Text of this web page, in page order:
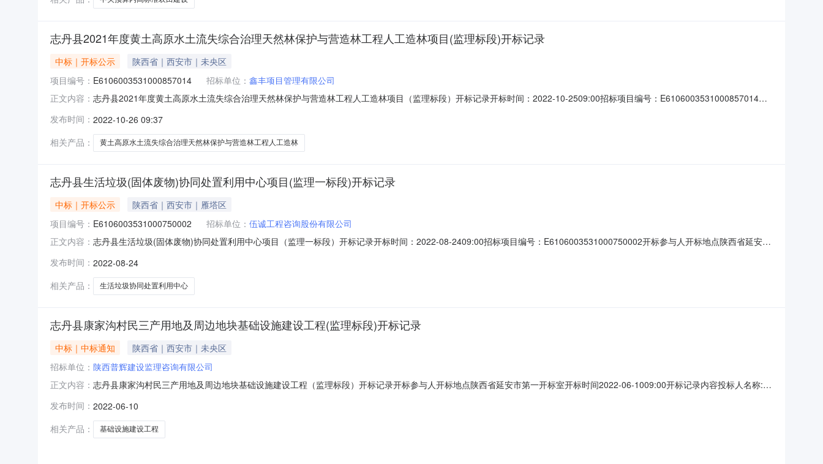
志丹县2021年度黄土高原水土流失综合治理天然林保护与营造林工程人工造林项目(监理标段)开标记录
中标｜开标公示
陕西省｜西安市｜未央区
项目编号： E6106003531000857014 招标单位： 鑫丰项目管理有限公司
正文内容： 志丹县2021年度黄土高原水土流失综合治理天然林保护与营造林工程人工造林项目（监理标段）开标记录开标时间：2022-10-2509:00招标项目编号：E6106003531000857014开
金金额:元,投标文件递交时间:,投标人名称:陕西鼎信工程监理有限公司;项目负责人:高静;报价:元/%;工期:0日历天;质量要求:;保证金金额
发布时间： 2022-10-26 09:37
相关产品：
黄土高原水土流失综合治理天然林保护与营造林工程人工造林
志丹县生活垃圾(固体废物)协同处置利用中心项目(监理一标段)开标记录
中标｜开标公示
陕西省｜西安市｜雁塔区
项目编号： E6106003531000750002 招标单位： 伍诚工程咨询股份有限公司
正文内容： 志丹县生活垃圾(固体废物)协同处置利用中心项目（监理一标段）开标记录开标时间：2022-08-2409:00招标项目编号：E6106003531000750002开标参与人开标地点陕西省延安市
间:2022-08-1915:00:23.627,投标人名称:陕西瓦鼎建设管理有限公司;项目负责人:李飞;报价:元/%;工期:0日历天;质
发布时间： 2022-08-24
相关产品：
生活垃圾协同处置利用中心
志丹县康家沟村民三产用地及周边地块基础设施建设工程(监理标段)开标记录
中标｜中标通知
陕西省｜西安市｜未央区
招标单位： 陕西普辉建设监理咨询有限公司
正文内容： 志丹县康家沟村民三产用地及周边地块基础设施建设工程（监理标段）开标记录开标参与人开标地点陕西省延安市第一开标室开标时间2022-06-1009:00开标记录内容投标人名称:陕
管理有限公司;项目负责人:常靖;报价:元\/%;工期:0日历天;质量要求:;保证金金额:元,投标文件递交时间:,投标人名称:延安圣伟建筑工程咨
发布时间： 2022-06-10
相关产品：
基础设施建设工程